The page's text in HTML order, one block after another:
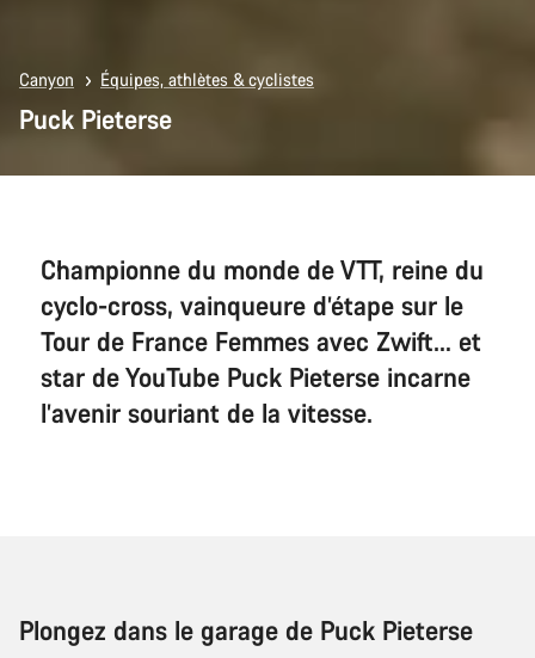
Canyon Équipes, athlètes & cyclistes
Puck Pieterse
Championne du monde de VTT, reine du
cyclo-cross, vainqueure d’étape sur le
Tour de France Femmes avec Zwift… et
star de YouTube Puck Pieterse incarne
l’avenir souriant de la vitesse.
Plongez dans le garage de Puck Pieterse